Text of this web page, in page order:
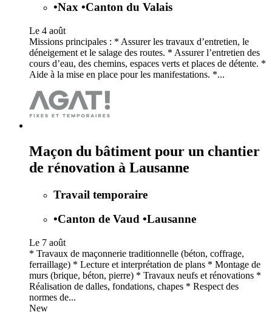
•Nax •Canton du Valais
Le 4 août
Missions principales : * Assurer les travaux d’entretien, le
déneigement et le salage des routes. * Assurer l’entretien des
cours d’eau, des chemins, espaces verts et places de détente. *
Aide à la mise en place pour les manifestations. *...
Maçon du bâtiment pour un chantier
de rénovation à Lausanne
Travail temporaire
•Canton de Vaud •Lausanne
Le 7 août
* Travaux de maçonnerie traditionnelle (béton, coffrage,
ferraillage) * Lecture et interprétation de plans * Montage de
murs (brique, béton, pierre) * Travaux neufs et rénovations *
Réalisation de dalles, fondations, chapes * Respect des
normes de...
New